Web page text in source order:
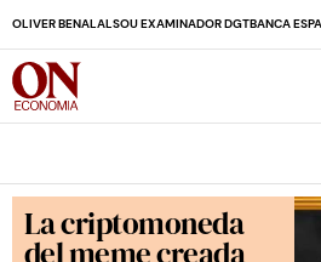
OLIVER BENALALSOU EXAMINADOR DGTBANCA
La criptomoneda
del meme creada